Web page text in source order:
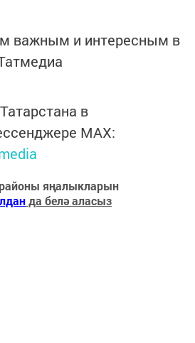
важным и интересным в
в
MАХ:
яңалыкларын
да белә аласыз